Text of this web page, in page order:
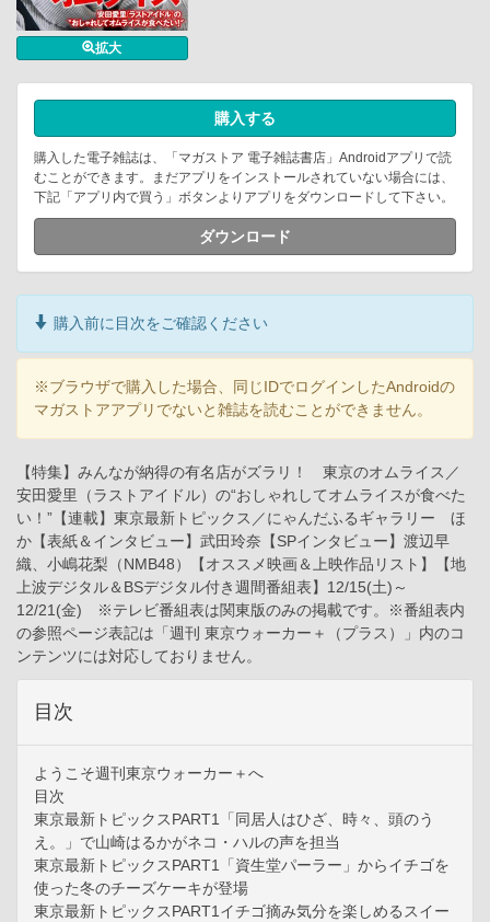
拡大
購入する
購入した電子雑誌は、「マガストア 電子雑誌書店」Androidアプリで読
むことができます。まだアプリをインストールされていない場合には、
下記「アプリ内で買う」ボタンよりアプリをダウンロードして下さい。
ダウンロード
購入前に目次をご確認ください
※ブラウザで購入した場合、同じIDでログインしたAndroidの
マガストアアプリでないと雑誌を読むことができません。
【特集】みんなが納得の有名店がズラリ！ 東京のオムライス／
安田愛里（ラストアイドル）の“おしゃれしてオムライスが食べた
い！”【連載】東京最新トピックス／にゃんだふるギャラリー ほ
か【表紙＆インタビュー】武田玲奈【SPインタビュー】渡辺早
織、小嶋花梨（NMB48）【オススメ映画＆上映作品リスト】【地
上波デジタル＆BSデジタル付き週間番組表】12/15(土)～
12/21(金) ※テレビ番組表は関東版のみの掲載です。※番組表内
の参照ページ表記は「週刊 東京ウォーカー＋（プラス）」内のコ
ンテンツには対応しておりません。
目次
ようこそ週刊東京ウォーカー＋へ
目次
東京最新トピックスPART1「同居人はひざ、時々、頭のう
え。」で山崎はるかがネコ・ハルの声を担当
東京最新トピックスPART1「資生堂パーラー」からイチゴを
使った冬のチーズケーキが登場
東京最新トピックスPART1イチゴ摘み気分を楽しめるスイー